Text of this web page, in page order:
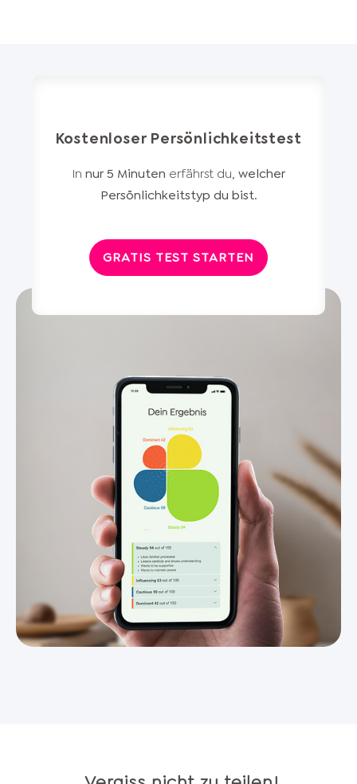
Kostenloser Persönlichkeitstest
In nur 5 Minuten erfährst du, welcher
Persönlichkeitstyp du bist.
GRATIS TEST STARTEN